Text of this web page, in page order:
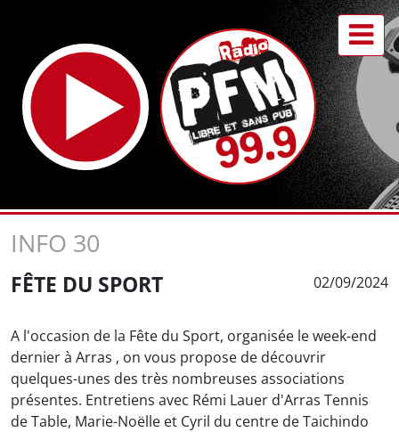
INFO 30
FÊTE DU SPORT 02/09/2024
A l'occasion de la Fête du Sport, organisée le week-end
dernier à Arras , on vous propose de découvrir
quelques-unes des très nombreuses associations
présentes. Entretiens avec Rémi Lauer d'Arras Tennis
de Table, Marie-Noëlle et Cyril du centre de Taichindo